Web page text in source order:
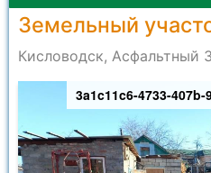
Земельный
Кисловодск, Асфальтный
3a1c11c6-4733-